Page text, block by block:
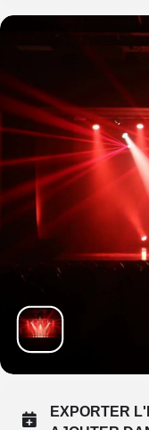
EXPORTER